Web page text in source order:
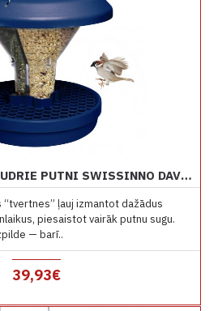
PUTNU BAROTAVA GUDRIE PUTNI SWISSINNO DAVOS ZILA
ļauj izmantot dažādus
piesaistot vairāk putnu sugu.
— barī..
39,93€